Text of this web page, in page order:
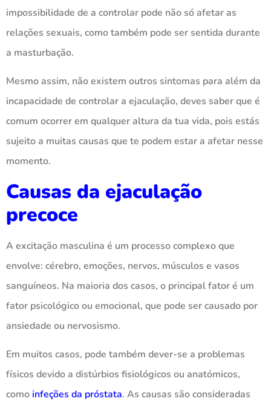
impossibilidade de a controlar pode não só afetar as
relações sexuais, como também pode ser sentida durante
a masturbação.
Mesmo assim, não existem outros sintomas para além da
incapacidade de controlar a ejaculação, deves saber que é
comum ocorrer em qualquer altura da tua vida, pois estás
sujeito a muitas causas que te podem estar a afetar nesse
momento.
Causas da ejaculação
precoce
A excitação masculina é um processo complexo que
envolve: cérebro, emoções, nervos, músculos e vasos
sanguíneos. Na maioria dos casos, o principal fator é um
fator psicológico ou emocional, que pode ser causado por
ansiedade ou nervosismo.
Em muitos casos, pode também dever-se a problemas
físicos devido a distúrbios fisiológicos ou anatómicos,
como infeções da próstata. As causas são consideradas